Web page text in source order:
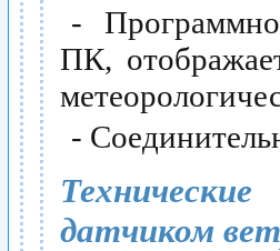
-
ПК,
-
датчиком